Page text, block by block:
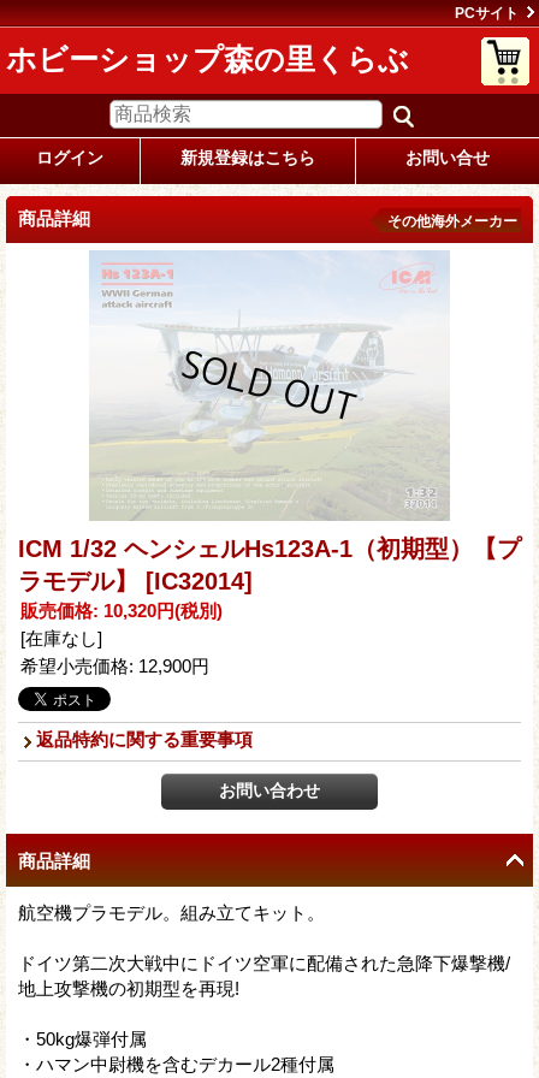
PCサイト
ホビーショップ森の里くらぶ
ログイン 新規登録はこちら お問い合せ
商品詳細 その他海外メーカー
ICM 1/32 ヘンシェルHs123A-1（初期型）【プ
ラモデル】 [IC32014]
販売価格: 10,320円(税別)
[在庫なし]
希望小売価格: 12,900円
返品特約に関する重要事項
商品詳細
航空機プラモデル。組み立てキット。
ドイツ第二次大戦中にドイツ空軍に配備された急降下爆撃機/
地上攻撃機の初期型を再現!
・50kg爆弾付属
・ハマン中尉機を含むデカール2種付属